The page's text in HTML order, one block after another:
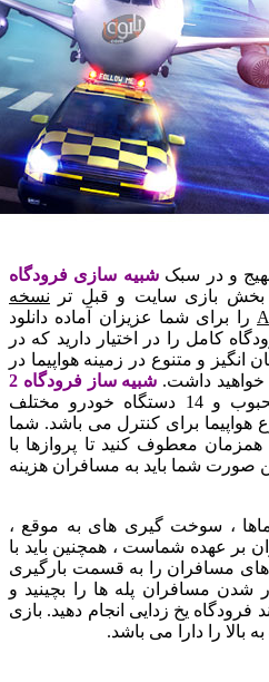
در سبکشبیه سازی فرودگاه
سایت و قبل تر نسخه
شما عزیزان آماده دانلود
را در اختیار دارید که در
و متنوع در زمینه هواپیما در
داشت.شبیه ساز فرودگاه 2
در مجموع پنج نوع هواپیما محبوب و 14 دستگاه خودرو مختلف
مختلف و 5 نوع هواپیما برای کنترل می باشد. شما
معطوف کنید تا پروازها با
شما باید به مسافران هزینه
سوخت گیری های به موقع ،
شماست ، همچنین باید با
را به قسمت بارگیری
مسافران پله ها را بچینید و
یخ زدایی انجام دهید. بازی